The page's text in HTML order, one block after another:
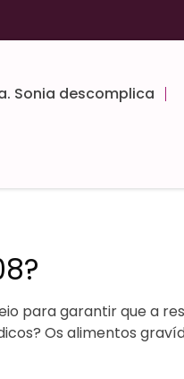
Sonia descomplica
para garantir que a
Os alimentos